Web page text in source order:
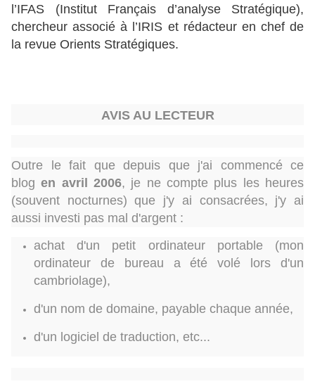
l’IFAS (Institut Français d’analyse Stratégique),
chercheur associé à l’IRIS et rédacteur en chef de
la revue Orients Stratégiques.
AVIS AU LECTEUR
Outre le fait que depuis que j'ai commencé ce
blog en avril 2006, je ne compte plus les heures
(souvent nocturnes) que j'y ai consacrées, j'y ai
aussi investi pas mal d'argent :
achat d'un petit ordinateur portable (mon
ordinateur de bureau a été volé lors d'un
cambriolage),
d'un nom de domaine, payable chaque année,
d'un logiciel de traduction, etc...